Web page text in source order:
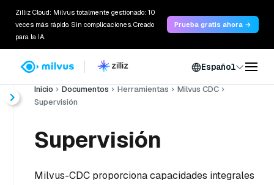
Zilliz Cloud: Milvus totalmente gestionado: 10
veces más rápido. Sin complicaciones. Creado
para la IA.
Prueba gratis ahora →
Español
Inicio Documentos Herramientas
Milvus CDC
Supervisión
Supervisión
Milvus-CDC proporciona capacidades integrales